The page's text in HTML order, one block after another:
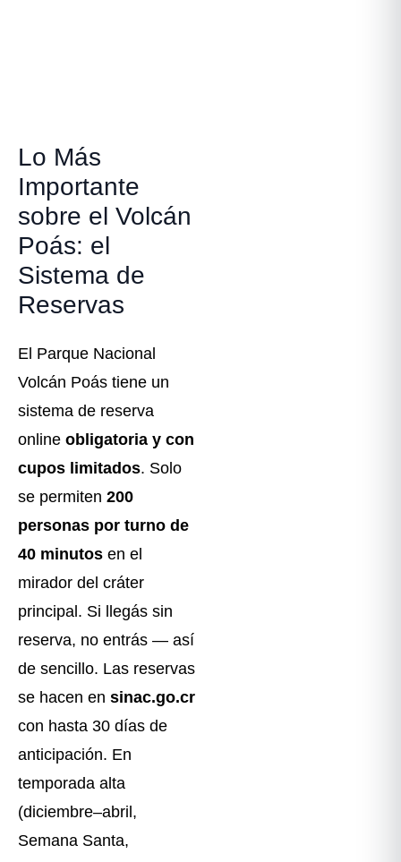
Lo Más
Importante
sobre el Volcán
Poás: el
Sistema de
Reservas
El Parque Nacional
Volcán Poás tiene un
sistema de reserva
online obligatoria y con
cupos limitados. Solo
se permiten 200
personas por turno de
40 minutos en el
mirador del cráter
principal. Si llegás sin
reserva, no entrás — así
de sencillo. Las reservas
se hacen en sinac.go.cr
con hasta 30 días de
anticipación. En
temporada alta
(diciembre–abril,
Semana Santa,